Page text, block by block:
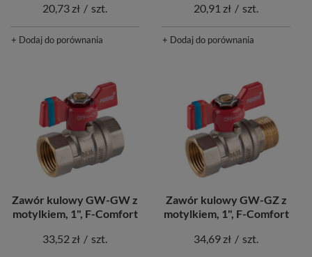
20,73 zł / szt.
+ Dodaj do porównania
20,91 zł / szt.
+ Dodaj do porównania
Zawór kulowy GW-GW z
motylkiem, 1", F-Comfort
33,52 zł / szt.
Zawór kulowy GW-GZ z
motylkiem, 1", F-Comfort
34,69 zł / szt.